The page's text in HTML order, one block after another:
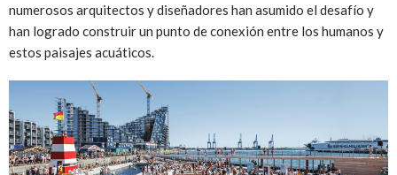
numerosos arquitectos y diseñadores han asumido el desafío y
han logrado construir un punto de conexión entre los humanos y
estos paisajes acuáticos.